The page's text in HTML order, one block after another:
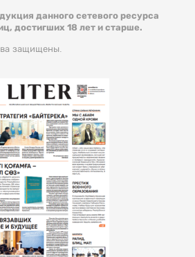
данного сетевого ресурса
достигших 18 лет и старше.
защищены.